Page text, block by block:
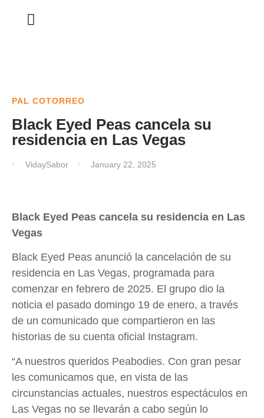
PAL COTORREO
Black Eyed Peas cancela su
residencia en Las Vegas
VidaySabor January 22, 2025
Black Eyed Peas cancela su residencia en Las
Vegas
Black Eyed Peas anunció la cancelación de su
residencia en Las Vegas, programada para
comenzar en febrero de 2025. El grupo dio la
noticia el pasado domingo 19 de enero, a través
de un comunicado que compartieron en las
historias de su cuenta oficial Instagram.
“A nuestros queridos Peabodies. Con gran pesar
les comunicamos que, en vista de las
circunstancias actuales, nuestros espectáculos en
Las Vegas no se llevarán a cabo según lo